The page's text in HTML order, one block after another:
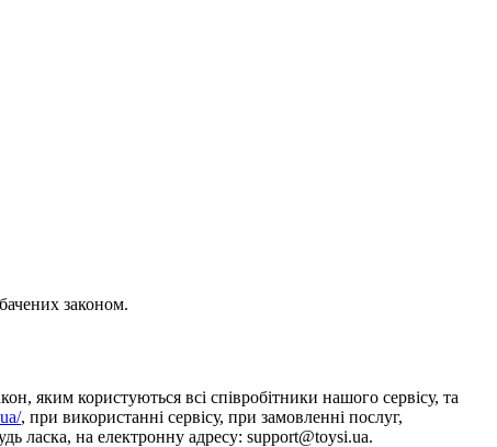
законом.
яким користуються всі співробітники нашого сервісу, та
, при використанні сервісу, при замовленні послуг,
ласка, на електронну адресу: support@toysi.ua.